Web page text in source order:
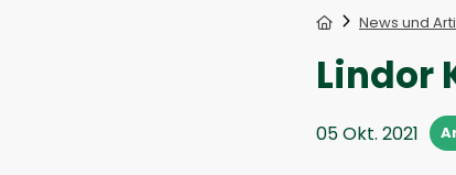
HomeNews und
Lindor
05 Okt. 2021